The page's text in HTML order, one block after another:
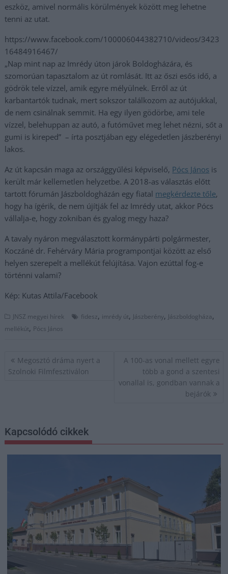
eszköz, amivel normális körülmények között meg lehetne
tenni az utat.
https://www.facebook.com/100006044382710/videos/3423
16484916467/
„Nap mint nap az Imrédy úton járok Boldogházára, és
szomorúan tapasztalom az út romlását. Itt az őszi esős idő, a
gödrök tele vízzel, amik egyre mélyülnek. Erről az út
karbantartók tudnak, mert sokszor találkozom az autójukkal,
de nem csinálnak semmit. Ha egy ilyen gödörbe, ami tele
vízzel, belehuppan az autó, a futóművet meg lehet nézni, sőt a
gumi is kireped” – írta posztjában egy elégedetlen jászberényi
lakos.
Az út kapcsán maga az országgyűlési képviselő, Pócs János is
került már kellemetlen helyzetbe. A 2018-as választás előtt
tartott fórumán Jászboldogházán egy fiatal megkérdezte tőle,
hogy ha ígérik, de nem újítják fel az Imrédy utat, akkor Pócs
vállalja-e, hogy zokniban és gyalog megy haza?
A tavaly nyáron megválasztott kormánypárti polgármester,
Koczáné dr. Fehérváry Mária programpontjai között az első
helyen szerepelt a mellékút felújítása. Vajon ezúttal fog-e
történni valami?
Kép: Kutas Attila/Facebook
JNSZ megyei hírek fidesz, imrédy út, Jászberény, Jászboldogháza,
mellékút, Pócs János
Bejegyzés
navigáció
Megosztó dráma nyert a
Szolnoki Filmfesztiválon
A 100-as vonal mellett egyre
több a gond a szentesi
vonallal is, gondban vannak a
bejárók
Kapcsolódó cikkek